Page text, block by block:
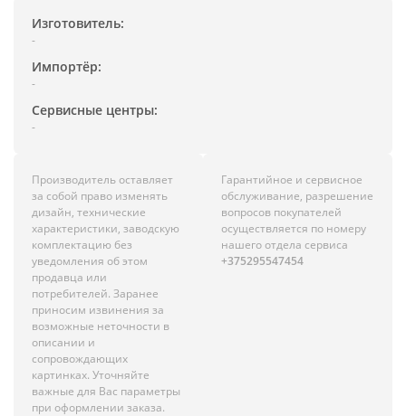
Изготовитель:
-
Импортёр:
-
Сервисные центры:
-
Производитель оставляет
за собой право изменять
дизайн, технические
характеристики, заводскую
комплектацию без
уведомления об этом
продавца или
потребителей. Заранее
приносим извинения за
возможные неточности в
описании и
сопровождающих
картинках. Уточняйте
важные для Вас параметры
при оформлении заказа.
Гарантийное и сервисное
обслуживание, разрешение
вопросов покупателей
осуществляется по номеру
нашего отдела сервиса
+375295547454